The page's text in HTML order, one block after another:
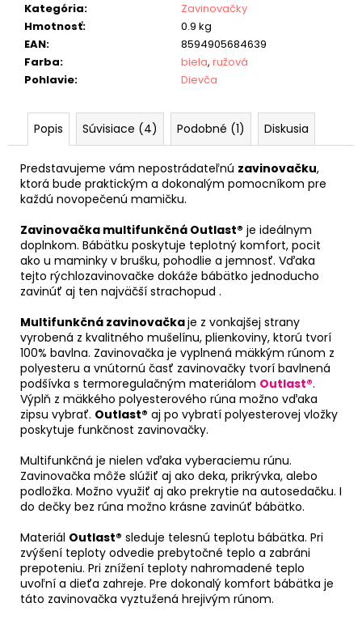
Kategória:
Zavinovačky
Hmotnosť:
0.9 kg
EAN:
8594905684639
Farba: biela, ružová
Pohlavie: Dievča
Popis Súvisiace (4) Podobné (1) Diskusia
Predstavujeme vám nepostrádateľnú zavinovačku,
ktorá bude praktickým a dokonalým pomocníkom pre
každú novopečenú mamičku.
Zavinovačka multifunkčná Outlast® je ideálnym
doplnkom. Bábätku poskytuje teplotný komfort, pocit
ako u maminky v brušku, pohodlie a jemnosť. Vďaka
tejto rýchlozavinovačke dokáže bábätko jednoducho
zavinúť aj ten najväčší strachopud .
Multifunkčná zavinovačkaje z vonkajšej strany
vyrobená z kvalitného mušelínu, plienkoviny, ktorú tvorí
100% bavlna. Zavinovačka je vyplnená mäkkým rúnom z
polyesteru a vnútornú časť zavinovačky tvorí bavlnená
podšívka s termoregulačným materiálom Outlast®.
Výplň z mäkkého polyesterového rúna možno vďaka
zipsu vybrať. Outlast® aj po vybratí polyesterovej vložky
poskytuje funkčnost zavinovačky.
Multifunkčná je nielen vďaka vyberaciemu rúnu.
Zavinovačka môže slúžiť aj ako deka, prikrývka, alebo
podložka. Možno využiť aj ako prekrytie na autosedačku. I
do dečky bez rúna možno krásne zavinúť bábätko.
Materiál Outlast® sleduje telesnú teplotu bábätka. Pri
zvýšení teploty odvedie prebytočné teplo a zabráni
prepoteniu. Pri znížení teploty nahromadené teplo
uvoľní a dieťa zahreje. Pre dokonalý komfort bábätka je
táto zavinovačka vyztužená hrejivým rúnom.